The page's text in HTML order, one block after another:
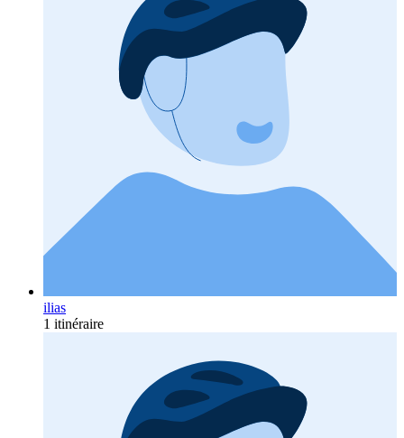
ilias
1 itinéraire